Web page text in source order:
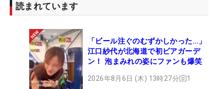
読まれています
「ビール注ぐのむずかしかった…」
江口紗代が北海道で初ビアガーデ
ン！ 泡まみれの姿にファンも爆笑
2026年8月6日 (木) 13時27分 1